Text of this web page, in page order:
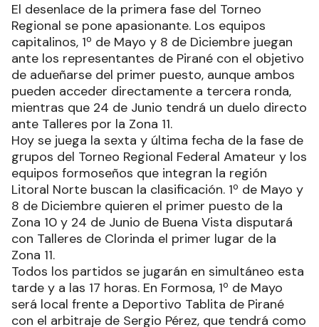
El desenlace de la primera fase del Torneo
Regional se pone apasionante. Los equipos
capitalinos, 1º de Mayo y 8 de Diciembre juegan
ante los representantes de Pirané con el objetivo
de adueñarse del primer puesto, aunque ambos
pueden acceder directamente a tercera ronda,
mientras que 24 de Junio tendrá un duelo directo
ante Talleres por la Zona 11.
Hoy se juega la sexta y última fecha de la fase de
grupos del Torneo Regional Federal Amateur y los
equipos formoseños que integran la región
Litoral Norte buscan la clasificación. 1º de Mayo y
8 de Diciembre quieren el primer puesto de la
Zona 10 y 24 de Junio de Buena Vista disputará
con Talleres de Clorinda el primer lugar de la
Zona 11.
Todos los partidos se jugarán en simultáneo esta
tarde y a las 17 horas. En Formosa, 1º de Mayo
será local frente a Deportivo Tablita de Pirané
con el arbitraje de Sergio Pérez, que tendrá como